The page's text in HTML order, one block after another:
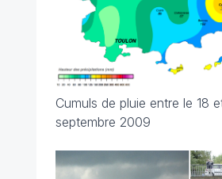
Cumuls de pluie entre le 18
septembre 2009